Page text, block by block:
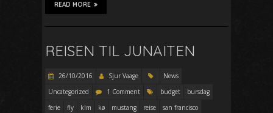
READ MORE
REISEN TIL JUNAITEN
26/10/2016 Sjur Vaage
News
Uncategorized
1 Comment budget
bursdag
ferie
fly klm kø mustang reise
san francisco